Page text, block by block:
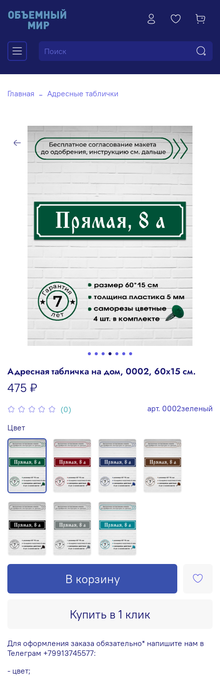
Главная Адресные таблички
(0) арт. 0002зеленый
Адресная табличка на дом, 0002, 60х15 см.
475 ₽
В корзину
Купить в 1 клик
Цвет
Для оформления заказа обязательно* напишите нам в
Телеграм +79913745577:
- цвет;